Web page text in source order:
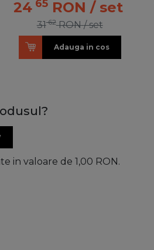
24 65 RON / set
3162 RON / set
Adauga in cos
in valoare de 1,00 RON.